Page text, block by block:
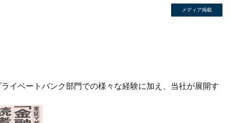
メディア掲載
イベートバンク部門での様々な経験に加え、当社が展開す